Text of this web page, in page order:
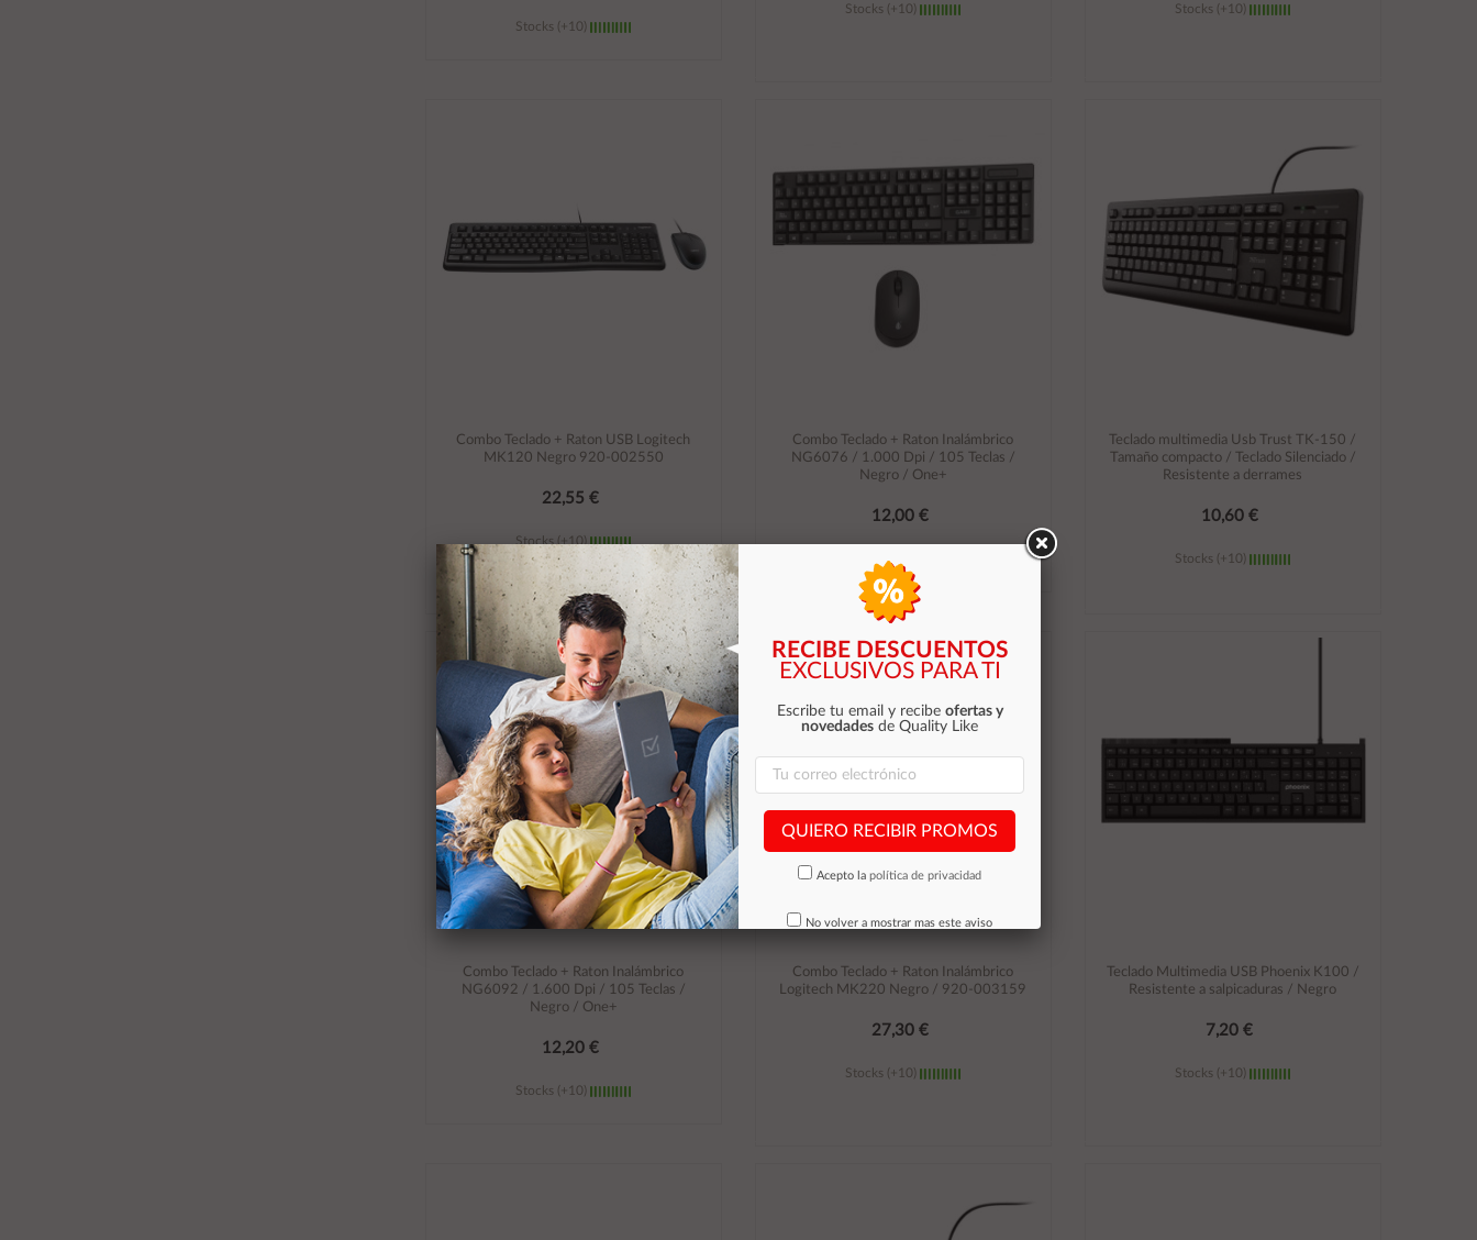
Stocks (+10)
Stocks (+10) Stocks (+10)
Combo Teclado + Raton USB Logitech
MK120 Negro 920-002550
22,55 €
Stocks (+10)
Añadir al carrito
Combo Teclado + Raton Inalámbrico
NG6076 / 1.000 Dpi / 105 Teclas /
Negro / One+
12,00 €
Stocks (+10)
Teclado multimedia Usb Trust TK-150 /
Tamaño compacto / Teclado Silenciado /
Resistente a derrames
10,60 €
Stocks (+10)
Combo Teclado + Raton Inalámbrico
NG6092 / 1.600 Dpi / 105 Teclas /
Negro / One+
12,20 €
Stocks (+10)
Combo Teclado + Raton Inalámbrico
Logitech MK220 Negro / 920-003159
27,30 €
Stocks (+10)
Teclado Multimedia USB Phoenix K100 /
Resistente a salpicaduras / Negro
7,20 €
Stocks (+10)
RECIBE DESCUENTOS
EXCLUSIVOS PARA TI
Escribe tu email y recibe ofertas y
novedades de Quality Like
QUIERO RECIBIR PROMOS
Acepto la política de privacidad
No volver a mostrar mas este aviso